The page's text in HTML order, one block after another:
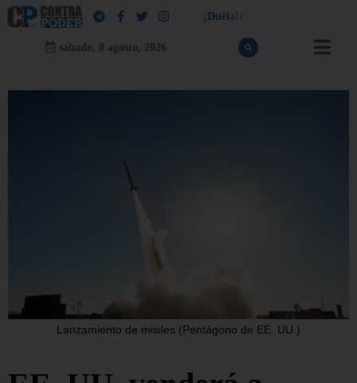
¡ Dué a e
sábado, 8 agosto, 2026
Lanzamiento de misiles (Pentágono de EE. UU.)